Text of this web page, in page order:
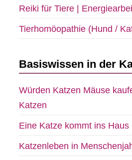
Reiki für Tiere |
Tierhomöopathie (Hund /
Basiswissen in der
Würden Katzen Mäuse
Katzen
Eine Katze kommt ins Haus
Katzenleben in